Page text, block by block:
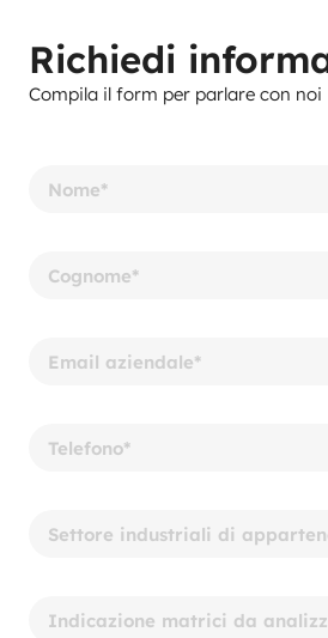
Richiedi
Compila il form per parlare con noi